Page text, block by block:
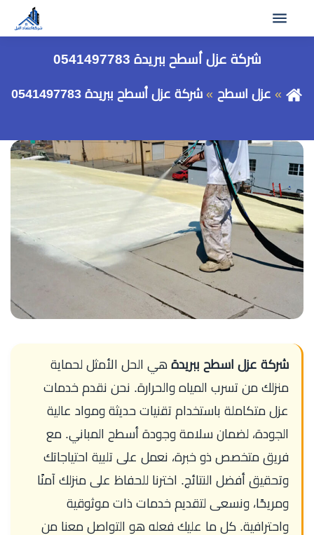
شركة عزل أسطح ببريدة 0541497783
عزل اسطح شركة عزل أسطح ببريدة 0541497783
شركة عزل اسطح ببريدة هي الحل الأمثل لحماية
منزلك من تسرب المياه والحرارة. نحن نقدم خدمات
عزل متكاملة باستخدام تقنيات حديثة ومواد عالية
الجودة، لضمان سلامة وجودة أسطح المباني. مع
فريق متخصص ذو خبرة، نعمل على تلبية احتياجاتك
وتحقيق أفضل النتائج. اخترنا للحفاظ على منزلك آمنًا
ومريحًا، ونسعى لتقديم خدمات ذات موثوقية
واحترافية. كل ما عليك فعله هو التواصل معنا من